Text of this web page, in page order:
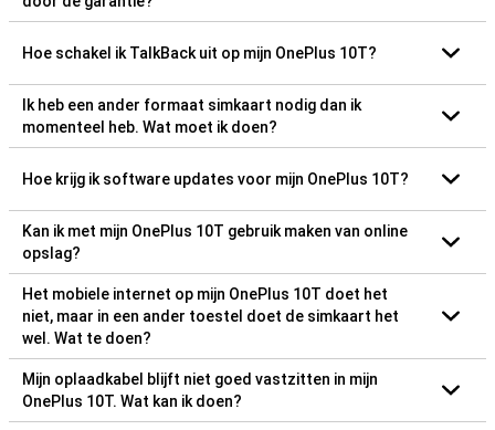
Hoe schakel ik TalkBack uit op mijn OnePlus 10T?
Ik heb een ander formaat simkaart nodig dan ik
momenteel heb. Wat moet ik doen?
Hoe krijg ik software updates voor mijn OnePlus 10T?
Kan ik met mijn OnePlus 10T gebruik maken van online
opslag?
Het mobiele internet op mijn OnePlus 10T doet het
niet, maar in een ander toestel doet de simkaart het
wel. Wat te doen?
Mijn oplaadkabel blijft niet goed vastzitten in mijn
OnePlus 10T. Wat kan ik doen?